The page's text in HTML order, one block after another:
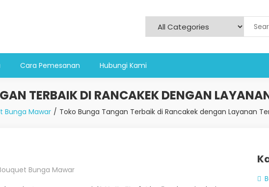
Cara Pemesanan Hubungi Kami
TERBAIK DI RANCAKEK DENGAN
Bunga Mawar Toko Bunga Tangan Terbaik di Rancakek dengan Layanan
Bunga Mawar